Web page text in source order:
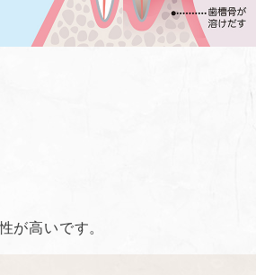
高いです。